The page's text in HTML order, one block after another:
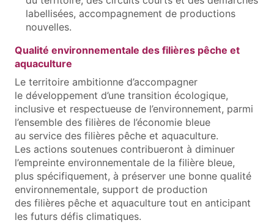
labellisées, accompagnement de productions
nouvelles.
Qualité environnementale des filières pêche et
aquaculture
Le territoire ambitionne d’accompagner
le développement d’une transition écologique,
inclusive et respectueuse de l’environnement, parmi
l’ensemble des filières de l’économie bleue
au service des filières pêche et aquaculture.
Les actions soutenues contribueront à diminuer
l’empreinte environnementale de la filière bleue,
plus spécifiquement, à préserver une bonne qualité
environnementale, support de production
des filières pêche et aquaculture tout en anticipant
les futurs défis climatiques.